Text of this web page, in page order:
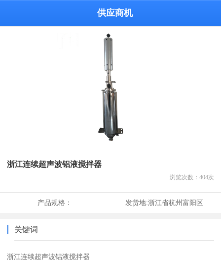
供应商机
浙江连续超声波铝液搅拌器
浏览次数： 404次
产品规格： 发货地:浙江省杭州富阳区
关键词
浙江连续超声波铝液搅拌器